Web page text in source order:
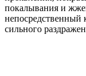
покалывания и
непосредственный
сильного